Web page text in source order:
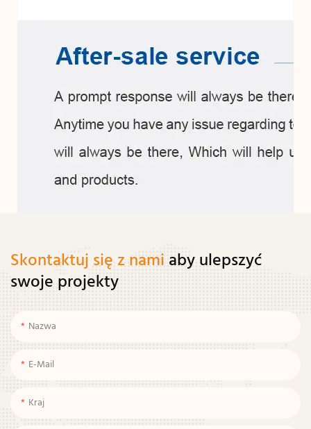
Skontaktuj się z nami aby ulepszyć
swoje projekty
Nazwa
E-Mail
Kraj